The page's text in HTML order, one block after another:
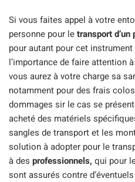
Si vous faites appel à votre
personne pour letransport d’un
pour autant pour cet
l’importance de faire attention
vous aurez à votre charge sa
notamment pour des frais
dommages sir le cas se
acheté des matériels
sangles de transport et les
solution à adopter pour le
à des professionnels, qui pour
sont assurés contre